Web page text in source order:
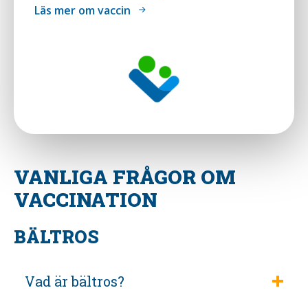
Läs mer om vaccin
VANLIGA FRÅGOR OM
VACCINATION
BÄLTROS
Vad är bältros?